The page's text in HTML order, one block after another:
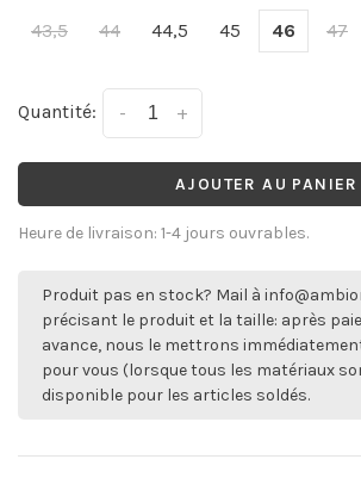
43,5
44 44,5 45 46 47
Quantité: +
-
AJOUTER AU PANIER
Heure de livraison: 1-4 jours ouvrables.
Produit pas en stock? Mail à
précisant le produit et la taille: après
avance, nous le mettrons
pour vous (lorsque tous les matériaux
disponible pour les articles soldés.